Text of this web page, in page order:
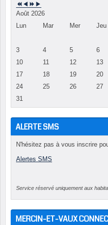
Août 2026
Lun
Mar Mer Jeu
3
4 5 6
10
11 12 13
17
18 19 20
24
25 26 27
31
ALERTE SMS
N'hésitez pas à vous inscrire
Alertes SMS
Service réservé uniquement aux
MERCIN-ET-VAUX